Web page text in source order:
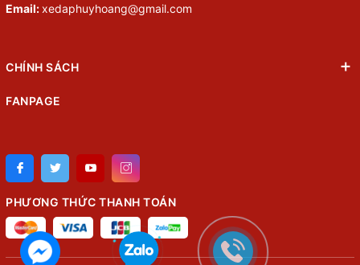
Email:xedaphuyhoang@gmail.com
CHÍNH SÁCH
FANPAGE
PHƯƠNG THỨC THANH TOÁN